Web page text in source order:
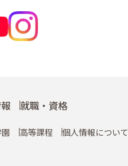
就職・資格
高等課程 個人情報について